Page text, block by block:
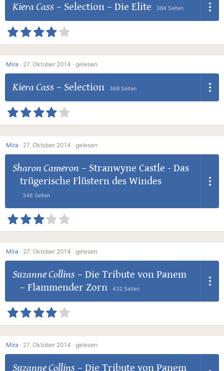
Kiera Cass – Selection – Die Elite 384 Seiten
Mira · 27. Oktober 2014 · gelesen
Kiera Cass – Selection 368 Seiten
Mira · 27. Oktober 2014 · gelesen
Sharon Cameron – Stranwyne Castle - Das
trügerische Flüstern des Windes
346 Seiten
Mira · 27. Oktober 2014 · gelesen
Suzanne Collins – Die Tribute von Panem
– Flammender Zorn
432 Seiten
Mira · 27. Oktober 2014 · gelesen
Suzanne Collins – Die Tribute von Panem